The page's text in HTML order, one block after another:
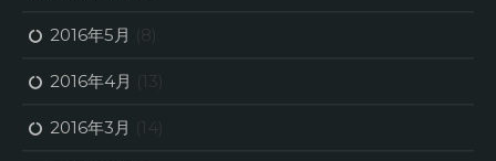
2016年5月 (8)
2016年4月 (13)
2016年3月 (14)